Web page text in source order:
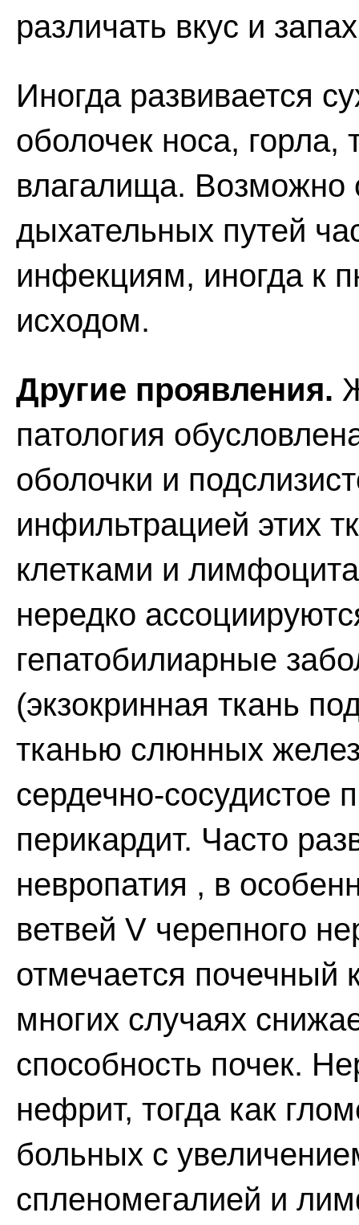
различать вкус и
Иногда развивается
оболочек носа, горла,
влагалища. Возможно
дыхательных путей
инфекциям, иногда к
исходом.
Другие проявления.
патология
оболочки и
инфильтрацией этих
клетками и
нередко
гепатобилиарные
(экзокринная ткань
тканью слюнных
сердечно-сосудистое
перикардит. Часто
невропатия , в
ветвей V черепного
отмечается почечный
многих случаях
способность почек.
нефрит, тогда как
больных с
спленомегалией и